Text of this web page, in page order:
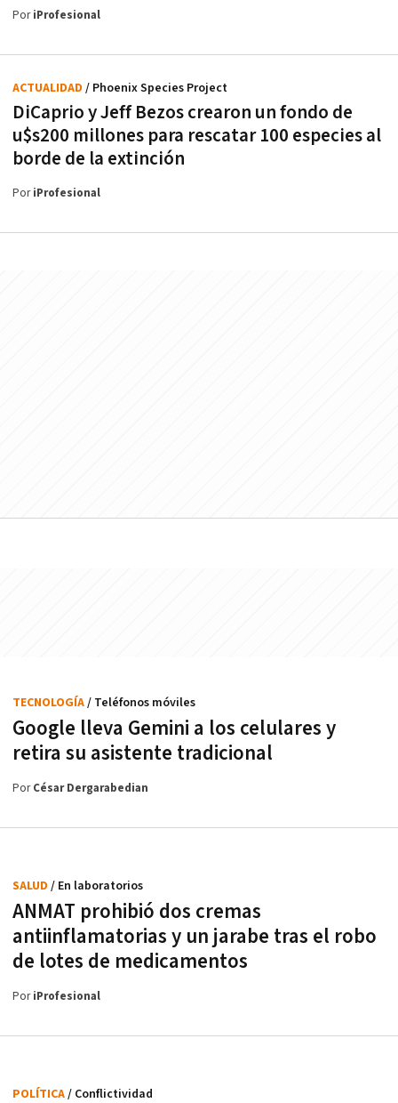
PoriProfesional
DiCaprio y Jeff Bezos crearon un fondo de
u$s200 millones para rescatar 100 especies al
borde de la extinción
ACTUALIDAD / Phoenix Species Project
PoriProfesional
Google lleva Gemini a los celulares y
retira su asistente tradicional
TECNOLOGÍA/ Teléfonos móviles
PorCésar Dergarabedian
ANMAT prohibió dos cremas
antiinflamatorias y un jarabe tras el robo
de lotes de medicamentos
SALUD / En laboratorios
PoriProfesional
POLÍTICA/ Conflictividad